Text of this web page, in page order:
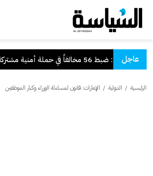
عاجل
"الداخلية": ضبط 56 مخالفاً في حملة أمنية مشتركة بالتعاون مع "القوى العاملة"
الرئيسية / الدولية / الإمارات: قانون لمساءلة الوزراء وكبار الموظفين